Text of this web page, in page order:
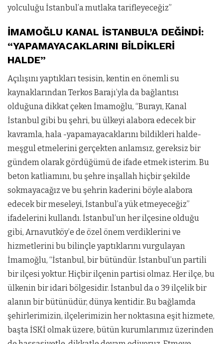
yolculuğu İstanbul’a mutlaka tarifleyeceğiz”
İMAMOĞLU KANAL İSTANBUL’A DEĞİNDİ:
“YAPAMAYACAKLARINI BİLDİKLERİ
HALDE”
Açılışını yaptıkları tesisin, kentin en önemli su
kaynaklarından Terkos Barajı’yla da bağlantısı
olduğuna dikkat çeken İmamoğlu, “Burayı, Kanal
İstanbul gibi bu şehri, bu ülkeyi alabora edecek bir
kavramla, hala -yapamayacaklarını bildikleri halde-
meşgul etmelerini gerçekten anlamsız, gereksiz bir
gündem olarak gördüğümü de ifade etmek isterim. Bu
beton katliamını, bu şehre inşallah hiçbir şekilde
sokmayacağız ve bu şehrin kaderini böyle alabora
edecek bir meseleyi, İstanbul’a yük etmeyeceğiz”
ifadelerini kullandı. İstanbul’un her ilçesine olduğu
gibi, Arnavutköy’e de özel önem verdiklerini ve
hizmetlerini bu bilinçle yaptıklarını vurgulayan
İmamoğlu, “İstanbul, bir bütündür. İstanbul’un partili
bir ilçesi yoktur. Hiçbir ilçenin partisi olmaz. Her ilçe, bu
ülkenin bir idari bölgesidir. İstanbul da o 39 ilçelik bir
alanın bir bütünüdür, dünya kentidir. Bu bağlamda
şehirlerimizin, ilçelerimizin her noktasına eşit hizmete,
başta İSKİ olmak üzere, bütün kurumlarımız üzerinden